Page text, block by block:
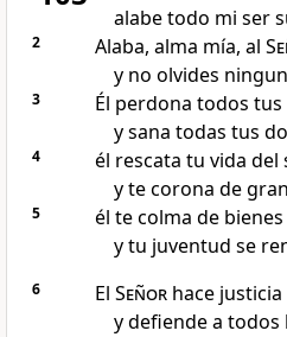
alabe todo mi ser
2 Alaba, alma mía, al
y no olvides
3
Él perdona todos tus
y sana todas tus
4
él rescata tu vida del
y te corona de
5
él te colma de bienes
y tu juventud se
6 El Señorhace justicia
y defiende a